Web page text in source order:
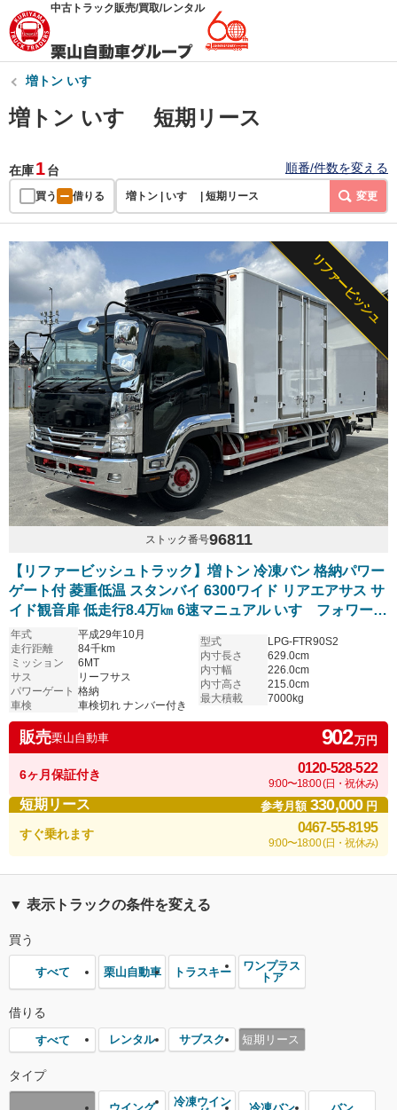
中古トラック販売/買取/レンタル
増トン いすゞ
増トン いすゞ 短期リース
在庫1台 順番/件数を変える
買う 借りる 増トン | いすゞ | 短期リース 変更
リファービッシュ
ストック番号96811
【リファービッシュトラック】増トン 冷凍バン 格納パワー
ゲート付 菱重低温 スタンバイ 6300ワイド リアエアサス サ
イド観音扉 低走行8.4万㎞ 6速マニュアル いすゞフォワード
塗装仕上げ済
年式
平成29年10月
走行距離
84千km
ミッション
6MT
サス
リーフサス
パワーゲート 格納
車検
車検切れ ナンバー付き
型式
LPG-FTR90S2
内寸長さ
629.0cm
内寸幅
226.0cm
内寸高さ
215.0cm
最大積載
7000kg
販売栗山自動車 902万円
6ヶ月保証付き 0120-528-522
9:00〜18:00 (日・祝休み)
短期リース 参考月額330,000円
すぐ乗れます 0467-55-8195
9:00〜18:00 (日・祝休み)
▼ 表示トラックの条件を変える
買う
すべて 栗山自動車 トラスキー
ワンプラス
トア
借りる
すべて レンタル サブスク 短期リース
タイプ
ウイング
冷凍ウイン
冷凍バン バン